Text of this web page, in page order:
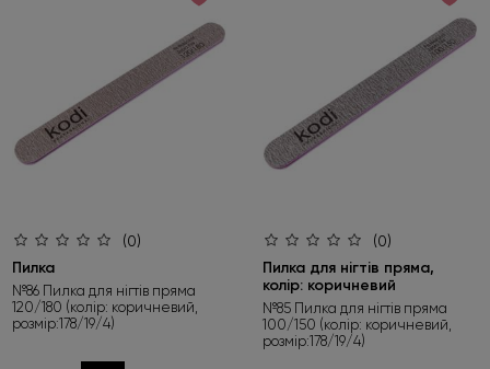
(0)
Пилка
№86 Пилка для нігтів пряма
120/180 (колір: коричневий,
розмір:178/19/4)
(0)
Пилка для нігтів пряма,
колір: коричневий
№85 Пилка для нігтів пряма
100/150 (колір: коричневий,
розмір:178/19/4)